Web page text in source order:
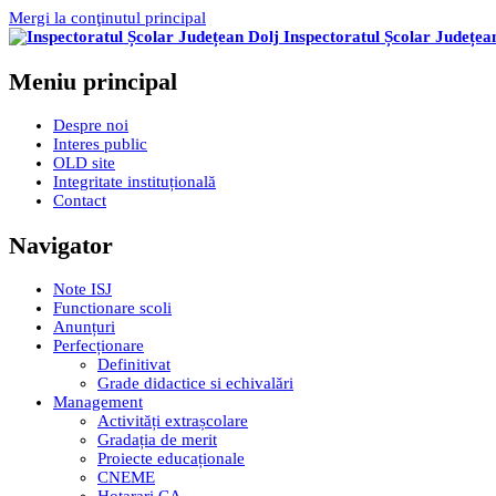
Mergi la conţinutul principal
Inspectoratul Școlar
Meniu principal
Despre noi
Interes public
OLD site
Integritate instituțională
Contact
Navigator
Note ISJ
Functionare scoli
Anunțuri
Perfecționare
Definitivat
Grade didactice si echivalări
Management
Activități extrașcolare
Gradația de merit
Proiecte educaționale
CNEME